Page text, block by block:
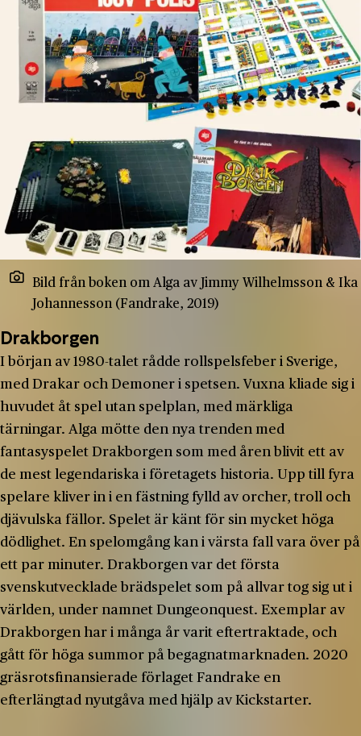
Bild från boken om Alga av Jimmy Wilhelmsson & Ika
Johannesson (Fandrake, 2019)
Drakborgen
I början av 1980-talet rådde rollspelsfeber i Sverige,
med Drakar och Demoner i spetsen. Vuxna kliade sig i
huvudet åt spel utan spelplan, med märkliga
tärningar. Alga mötte den nya trenden med
fantasyspelet Drakborgen som med åren blivit ett av
de mest legendariska i företagets historia. Upp till fyra
spelare kliver in i en fästning fylld av orcher, troll och
djävulska fällor. Spelet är känt för sin mycket höga
dödlighet. En spelomgång kan i värsta fall vara över på
ett par minuter. Drakborgen var det första
svenskutvecklade brädspelet som på allvar tog sig ut i
världen, under namnet Dungeonquest. Exemplar av
Drakborgen har i många år varit eftertraktade, och
gått för höga summor på begagnatmarknaden. 2020
gräsrotsfinansierade förlaget Fandrake en
efterlängtad nyutgåva med hjälp av Kickstarter.